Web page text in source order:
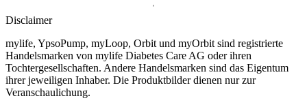
Disclaimer
mylife, YpsoPump, myLoop, Orbit und myOrbit sind registrierte
Handelsmarken von mylife Diabetes Care AG oder ihren
Tochtergesellschaften. Andere Handelsmarken sind das Eigentum
ihrer jeweiligen Inhaber. Die Produktbilder dienen nur zur
Veranschaulichung.